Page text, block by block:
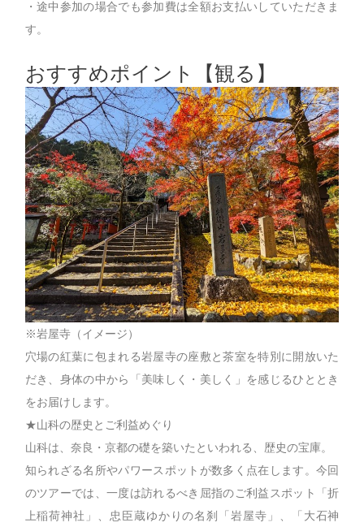
・途中参加の場合でも参加費は全額お支払いしていただきま
す。
おすすめポイント【観る】
※岩屋寺（イメージ）
穴場の紅葉に包まれる岩屋寺の座敷と茶室を特別に開放いた
だき、身体の中から「美味しく・美しく」を感じるひととき
をお届けします。
★山科の歴史とご利益めぐり
山科は、奈良・京都の礎を築いたといわれる、歴史の宝庫。
知られざる名所やパワースポットが数多く点在します。今回
のツアーでは、一度は訪れるべき屈指のご利益スポット「折
上稲荷神社」、忠臣蔵ゆかりの名刹「岩屋寺」、「大石神